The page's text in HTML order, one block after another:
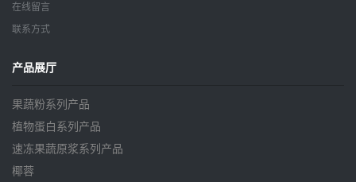
在线留言
联系方式
产品展厅
果蔬粉系列产品
植物蛋白系列产品
速冻果蔬原浆系列产品
椰蓉